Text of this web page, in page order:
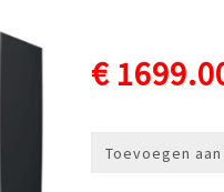
€
Toevoegen